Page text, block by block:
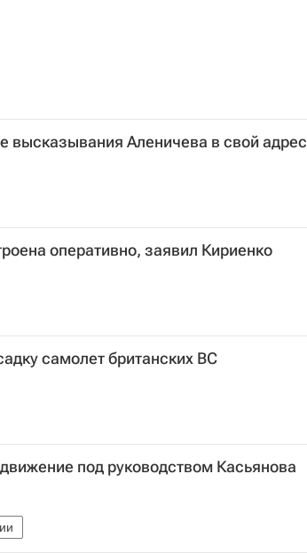
высказывания Аленичева в свой адрес
оперативно, заявил Кириенко
самолет британских ВС
под руководством Касьянова